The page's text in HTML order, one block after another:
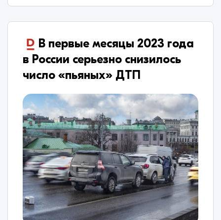
В первые месяцы 2023 года
в России серьезно снизилось
число «пьяных» ДТП